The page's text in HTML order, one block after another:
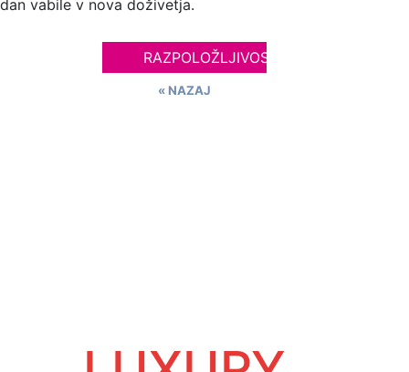
dan vabile v nova doživetja.
RAZPOLOŽLJIVOST
« NAZAJ